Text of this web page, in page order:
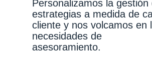
Personalizamos la gestión
estrategias a medida de
cliente y nos volcamos en
necesidades de
asesoramiento.